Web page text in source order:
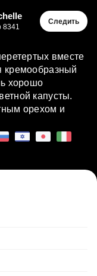
8341
Следить
вместе
кремообразный
хорошо
капусты.
орехом и